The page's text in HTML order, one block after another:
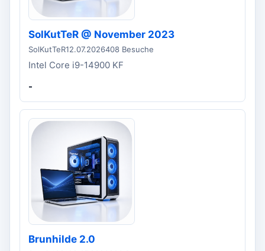
SolKutTeR @ November 2023
SolKutTeR12.07.2026408 Besuche
Intel Core i9-14900 KF
-
Brunhilde 2.0